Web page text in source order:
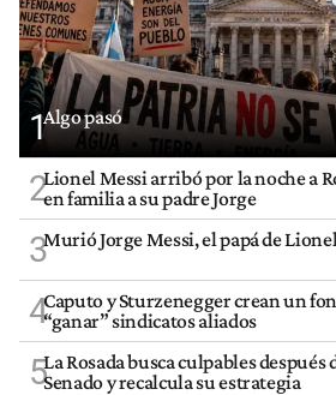
1Algo pasó
2Lionel Messi arribó por la noche a
en familia a su padre Jorge
3Murió Jorge Messi, el papá de
4Caputo y Sturzenegger crean un
“ganar” sindicatos aliados
5La Rosada busca culpables después
Senado y recalcula su estrategia